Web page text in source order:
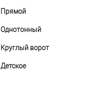
Прямой
Однотонный
Круглый ворот
Детское